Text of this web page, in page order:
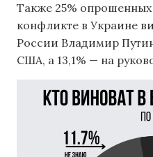
Также 25% опрошенных
конфликте в Украине
России Владимир
США, а 13,1% — на